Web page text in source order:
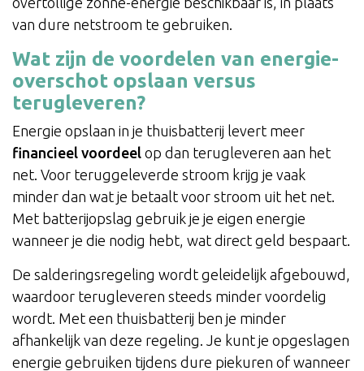
van dure netstroom te gebruiken.
Wat zijn de voordelen van energie-
overschot opslaan versus
terugleveren?
Energie opslaan in je thuisbatterij levert meer
financieel voordeel op dan terugleveren aan het
net. Voor teruggeleverde stroom krijg je vaak
minder dan wat je betaalt voor stroom uit het net.
Met batterijopslag gebruik je je eigen energie
wanneer je die nodig hebt, wat direct geld bespaart.
De salderingsregeling wordt geleidelijk afgebouwd,
waardoor terugleveren steeds minder voordelig
wordt. Met een thuisbatterij ben je minder
afhankelijk van deze regeling. Je kunt je opgeslagen
energie gebruiken tijdens dure piekuren of wanneer